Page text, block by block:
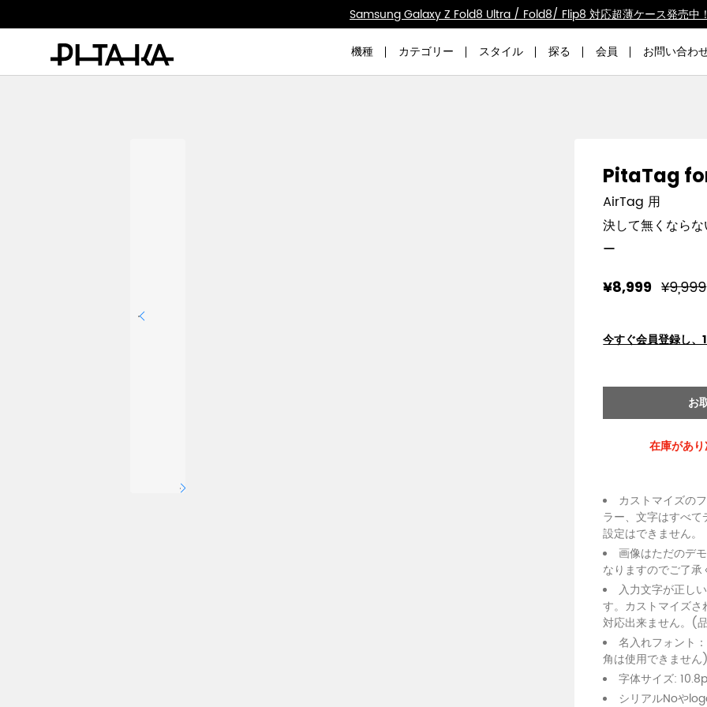
Samsung Galaxy Z Fold8 Ultra / Fold8/ Flip8 対応超薄ケース発売中
機種 カテゴリー スタイル 探る 会員 お問い合わ
PitaTag
AirTag 用
決して無くなら
ー
¥8,999 ¥9,999
今すぐ会員登録し
お
在庫があ
カストマイズの
ラー、文字はすべ
設定はできません。
画像はただのデ
なりますのでご了承
入力文字が正し
す。カストマイズ
対応出来ません。(
名入れフォント
角は使用できませ
字体サイズ:
シリアルNoや